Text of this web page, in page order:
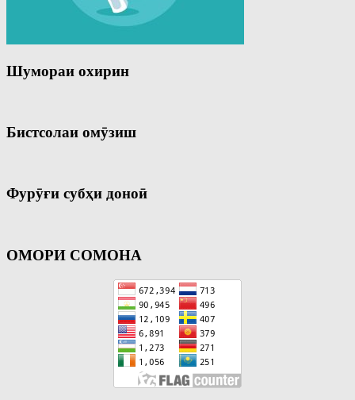
Шумораи охирин
Бистсолаи омӯзиш
Фурӯғи субҳи доноӣ
ОМОРИ СОМОНА